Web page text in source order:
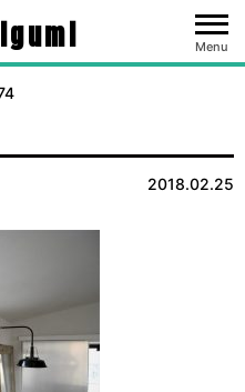
Menu
2018.02.25